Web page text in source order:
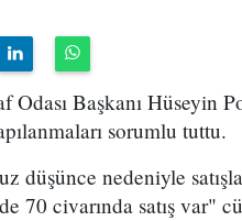
Başkanı Hüseyin
sorumlu tuttu.
düşünce nedeniyle
70 civarında satış var"